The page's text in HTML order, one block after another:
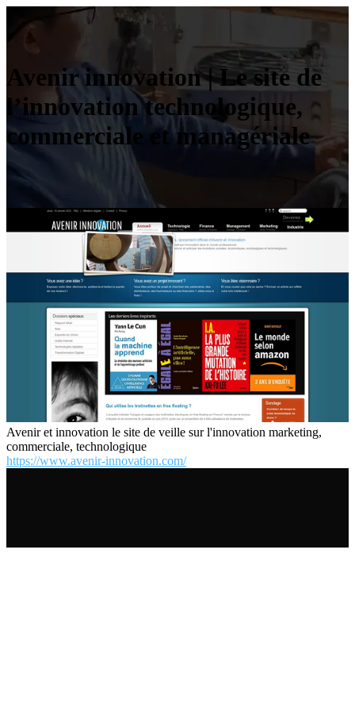
Avenir innovation | Le site de
l’innovation technologi­que,
commerciale et managériale
Avenir et innovation le site de veille sur l'innovation marketing,
commerciale, technologique
https://www.avenir-innovation.com/